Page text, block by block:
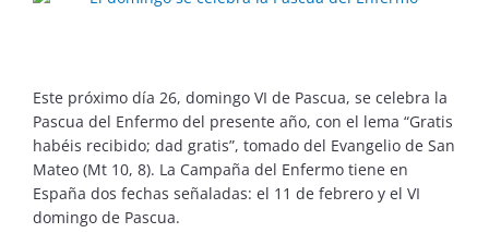
Este próximo día 26, domingo VI de Pascua, se celebra la
Pascua del Enfermo del presente año, con el lema “Gratis
habéis recibido; dad gratis”, tomado del Evangelio de San
Mateo (Mt 10, 8). La Campaña del Enfermo tiene en
España dos fechas señaladas: el 11 de febrero y el VI
domingo de Pascua.